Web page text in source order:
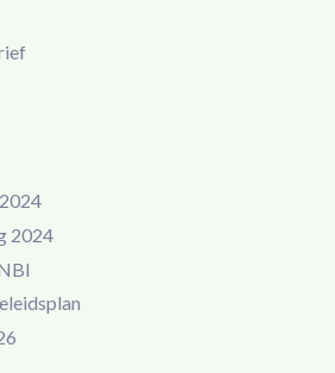
2024